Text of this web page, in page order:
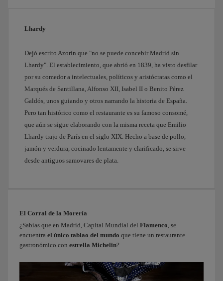
jardín
Príncipe
de
Anglona.
Es
pequeñito,
como
sacado
de
un
cuento.
Ya
estamos
en
plena
capital.
Lhardy
Dejó escrito Azorín que "no se puede concebir Madrid sin
Lhardy". El establecimiento, que abrió en 1839, ha visto desfilar
por su comedor a intelectuales, políticos y aristócratas como el
Marqués de Santillana, Alfonso XII, Isabel II o Benito Pérez
Galdós, unos guiando y otros narrando la historia de España.
Pero tan histórico como el restaurante es su famoso consomé,
que aún se sigue elaborando con la misma receta que Emilio
Lhardy trajo de París en el siglo XIX. Hecho a base de pollo,
jamón y verdura, cocinado lentamente y clarificado, se sirve
desde antiguos samovares de plata.
El Corral de la Morería
¿Sabías que en Madrid, Capital Mundial del Flamenco, se
encuentra el único tablao del mundo que tiene un restaurante
gastronómico con estrella Michelin?